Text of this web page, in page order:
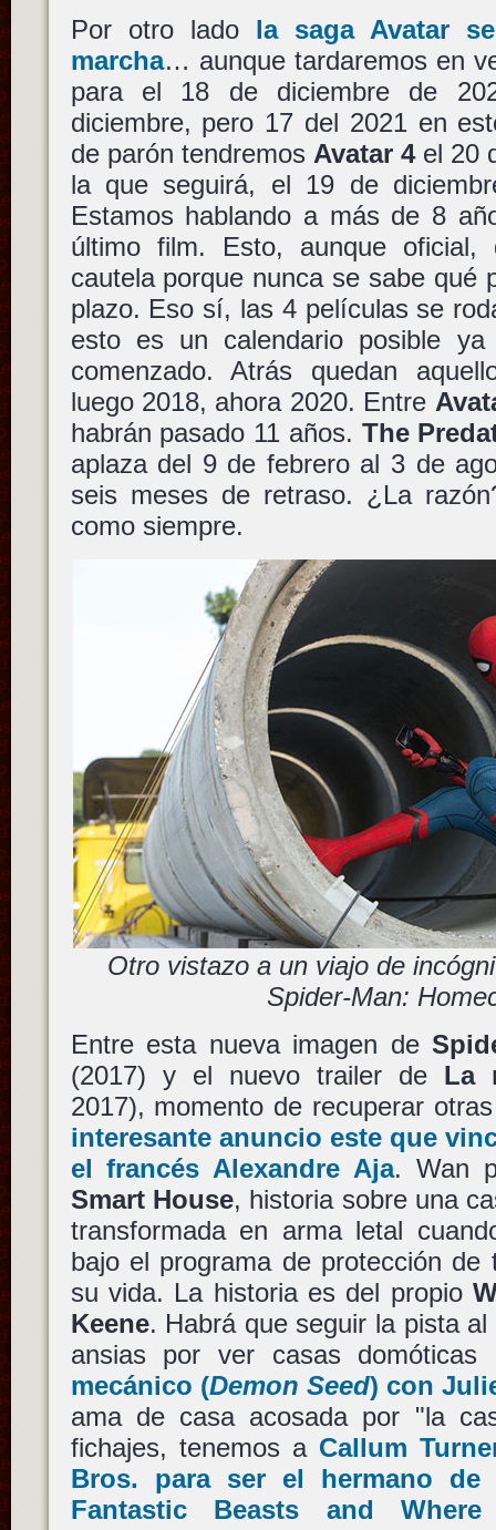
Por otro lado la saga Avatar
marcha… aunque tardaremos en
para el 18 de diciembre de
diciembre, pero 17 del 2021 en
de parón tendremos Avatar 4el 20
la que seguirá, el 19 de
Estamos hablando a más de 8
último film. Esto, aunque oficial,
cautela porque nunca se sabe qué
plazo. Eso sí, las 4 películas se
esto es un calendario posible
comenzado. Atrás quedan
luego 2018, ahora 2020. Entre
habrán pasado 11 años. The
aplaza del 9 de febrero al 3 de
seis meses de retraso. ¿La
como siempre.
Otro vistazo a un viajo de
Spider-Man:
Entre esta nueva imagen de
(2017) y el nuevo trailer de La
2017), momento de recuperar
interesante anuncio este que
el francés Alexandre Aja. Wan
Smart House, historia sobre una
transformada en arma letal
bajo el programa de protección de
su vida. La historia es del propio
Keene. Habrá que seguir la pista
ansias por ver casas
mecánico (Demon Seed) con
ama de casa acosada por "la
fichajes, tenemos a Callum
Bros. para ser el hermano de
Fantastic Beasts and